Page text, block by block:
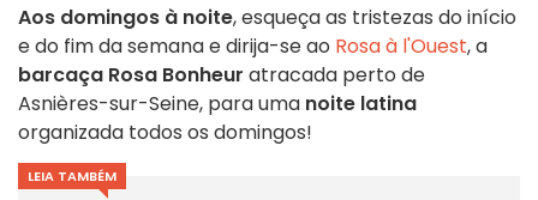
Aos domingos à noite, esqueça as tristezas do início
e do fim da semana e dirija-se ao Rosa à l'Ouest, a
barcaça Rosa Bonheur atracada perto de
Asnières-sur-Seine, para uma noite latina
organizada todos os domingos!
LEIA TAMBÉM